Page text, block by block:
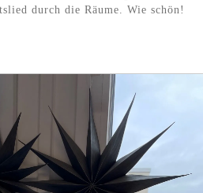
durch die Räume. Wie schön!